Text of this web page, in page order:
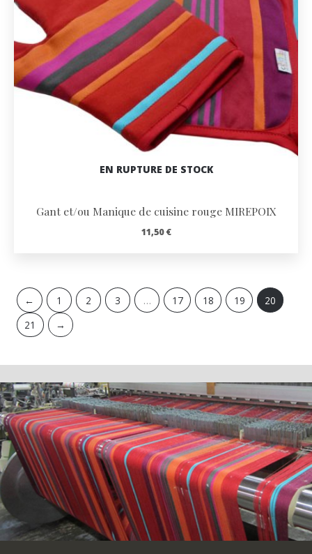
EN RUPTURE DE STOCK
Gant et/ou Manique de cuisine rouge MIREPOIX
11,50€
← 1 2 3 … 17 18 19
20
21
→